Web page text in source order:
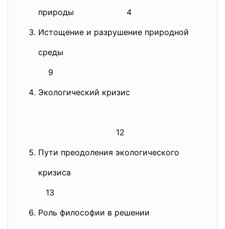
природы 4
Истощение и разрушение природной
среды
9
Экологический кризис
12
Пути преодоления экологического
кризиса
13
Роль философии в решении